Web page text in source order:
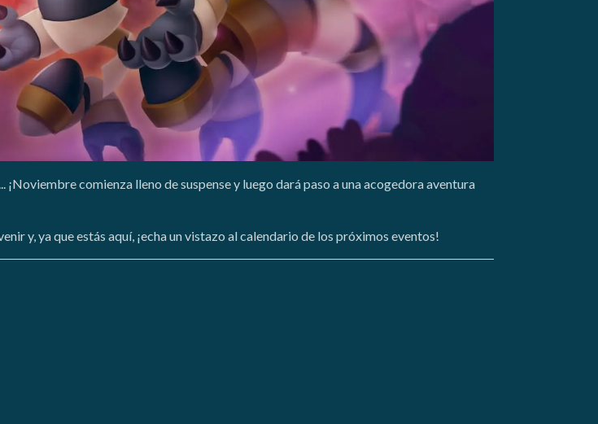
comienza lleno de suspense y luego dará paso a una acogedora aventura
y, ya que estás aquí, ¡echa un vistazo al calendario de los próximos eventos!